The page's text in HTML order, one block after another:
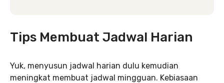
Tips Membuat Jadwal Harian
Yuk, menyusun jadwal harian dulu kemudian
meningkat membuat jadwal mingguan. Kebiasaan